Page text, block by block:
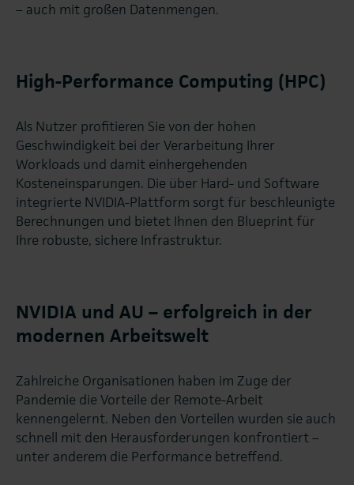
– auch mit großen Datenmengen.
High-Performance Computing (HPC)
Als Nutzer profitieren Sie von der hohen
Geschwindigkeit bei der Verarbeitung Ihrer
Workloads und damit einhergehenden
Kosteneinsparungen. Die über Hard- und Software
integrierte NVIDIA-Plattform sorgt für beschleunigte
Berechnungen und bietet Ihnen den Blueprint für
Ihre robuste, sichere Infrastruktur.
NVIDIA und AU – erfolgreich in der
modernen Arbeitswelt
Zahlreiche Organisationen haben im Zuge der
Pandemie die Vorteile der Remote-Arbeit
kennengelernt. Neben den Vorteilen wurden sie auch
schnell mit den Herausforderungen konfrontiert –
unter anderem die Performance betreffend.